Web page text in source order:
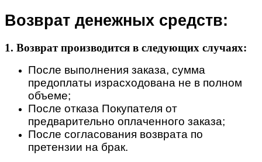
Возврат денежных средств:
1. Возврат производится в следующих случаях:
После выполнения заказа, сумма
предоплаты израсходована не в полном
объеме;
После отказа Покупателя от
предварительно оплаченного заказа;
После согласования возврата по
претензии на брак.